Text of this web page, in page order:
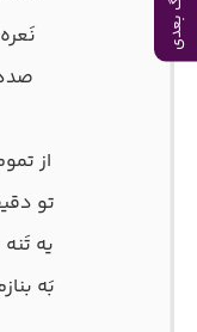
از
تو
یه
بَه